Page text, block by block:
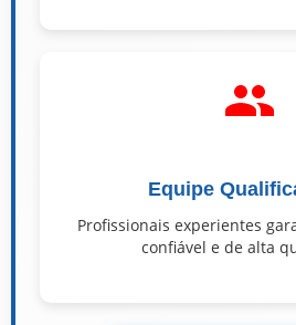
Equipe
Profissionais experientes
confiável e de alta